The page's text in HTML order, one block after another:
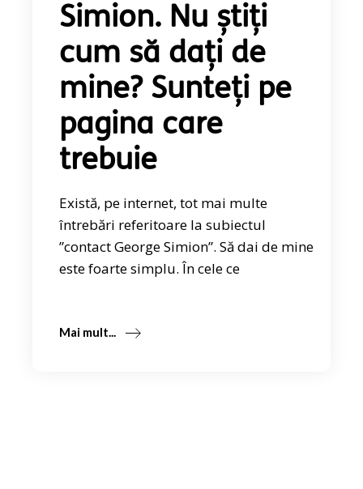
Simion. Nu știți
cum să dați de
mine? Sunteți pe
pagina care
trebuie
Există, pe internet, tot mai multe
întrebări referitoare la subiectul
”contact George Simion”. Să dai de mine
este foarte simplu. În cele ce
Mai mult...